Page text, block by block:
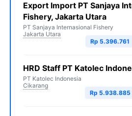
Export Import PT Sanjaya
Fishery, Jakarta Utara
PT Sanjaya Internasional Fishery
Jakarta Utara
Rp 5.396.761
HRD Staff PT Katolec
PT Katolec Indonesia
Cikarang
Rp 5.938.885